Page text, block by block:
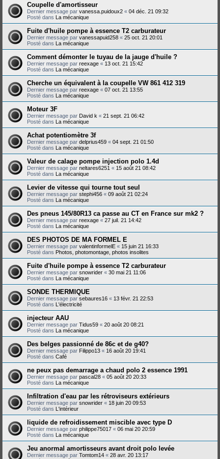
Coupelle d'amortisseur
Dernier message par vanessa.puidoux2 « 04 déc. 21 09:32
Posté dans La mécanique
Fuite d'huile pompe à essence T2 carburateur
Dernier message par vanessapuid258 « 25 oct. 21 20:01
Posté dans La mécanique
Comment démonter le tuyau de la jauge d'huile ?
Dernier message par reexage « 13 oct. 21 15:42
Posté dans La mécanique
Cherche un équivalent à la coupelle VW 861 412 319
Dernier message par reexage « 07 oct. 21 13:55
Posté dans La mécanique
Moteur 3F
Dernier message par David k « 21 sept. 21 06:42
Posté dans La mécanique
Achat potentiomètre 3f
Dernier message par delprius459 « 04 sept. 21 01:50
Posté dans La mécanique
Valeur de calage pompe injection polo 1.4d
Dernier message par neltares6251 « 15 août 21 08:42
Posté dans La mécanique
Levier de vitesse qui tourne tout seul
Dernier message par stephi456 « 09 août 21 02:24
Posté dans La mécanique
Des pneus 145/80R13 ca passe au CT en France sur mk2 ?
Dernier message par reexage « 27 juil. 21 14:42
Posté dans La mécanique
DES PHOTOS DE MA FORMEL E
Dernier message par valentinformelE « 15 juin 21 16:33
Posté dans Photos, photomontage, photos insolites
Fuite d'huile pompe à essence T2 carburateur
Dernier message par snowrider « 30 mai 21 11:06
Posté dans La mécanique
SONDE THERMIQUE
Dernier message par sebaures16 « 13 févr. 21 22:53
Posté dans L'électricité
injecteur AAU
Dernier message par Tidus59 « 20 août 20 08:21
Posté dans La mécanique
Des belges passionné de 86c et de g40?
Dernier message par Filippo13 « 16 août 20 19:41
Posté dans Café
ne peux pas demarrage a chaud polo 2 essence 1991
Dernier message par pascal28 « 05 août 20 20:33
Posté dans La mécanique
Infiltration d'eau par les rétroviseurs extérieurs
Dernier message par snowrider « 18 juin 20 09:53
Posté dans L'intérieur
liquide de refroidissement miscible avec type D
Dernier message par philippe75017 « 06 mai 20 20:59
Posté dans La mécanique
Jeu anormal amortisseurs avant droit polo levée
Dernier message par Tomtom14 « 28 avr. 20 13:17